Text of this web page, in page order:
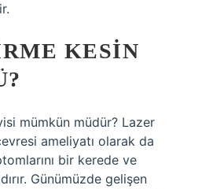
KESIN
mümkün müdür? Lazer
ameliyatı olarak da
bir kerede ve
Günümüzde gelişen